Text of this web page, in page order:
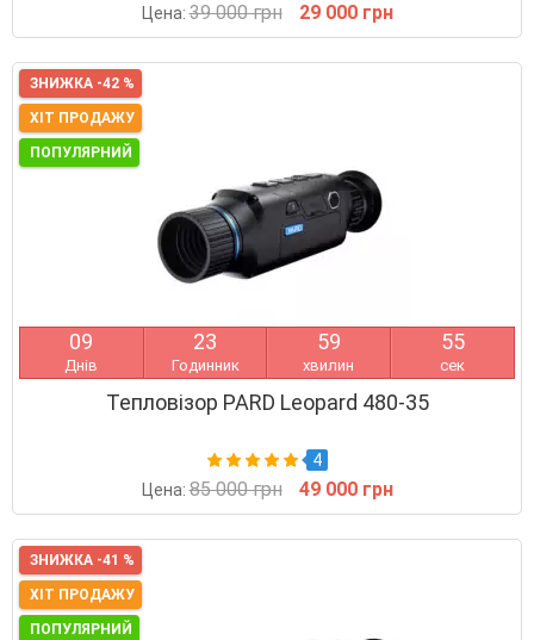
Цена:39 000 грн 29 000 грн
ЗНИЖКА -42 %
ХІТ ПРОДАЖУ
ПОПУЛЯРНИЙ
09
Днів
23
Годинник
59
хвилин
54
сек
Тепловізор PARD Leopard 480-35
4
Цена:85 000 грн 49 000 грн
ЗНИЖКА -41 %
ХІТ ПРОДАЖУ
ПОПУЛЯРНИЙ